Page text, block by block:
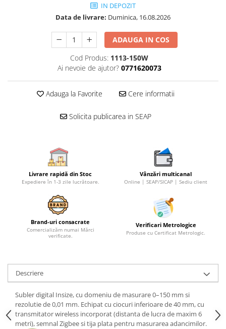
IN DEPOZIT
Data de livrare: Duminica, 16.08.2026
ADAUGA IN COS
Cod Produs: 1113-150W
Ai nevoie de ajutor? 0771620073
Adauga la Favorite Cere informatii
Solicita publicarea in SEAP
Livrare rapidă din Stoc
Expediere în 1-3 zile lucrătoare.
Vânzări multicanal
Online | SEAP/SICAP | Sediu client
Brand-uri consacrate
Comercializăm numai Mărci
verificate.
Verificari Metrologice
Produse cu Certificat Metrologic.
Descriere
Subler digital Insize, cu domeniu de masurare 0–150 mm si
rezolutie de 0,01 mm. Echipat cu ciocuri inferioare de 40 mm, cu
transmitator wireless incorporat (distanta de lucra de maxim 6
metri), semnal Zigbee si tija plata pentru masurarea adancimilor.